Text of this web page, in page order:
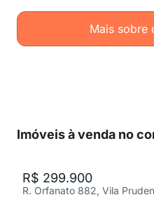
Mais sobre
Imóveis à venda no
R$ 299.900
R. Orfanato 882, Vila